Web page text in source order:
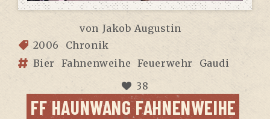
von Jakob Augustin
2006
Chronik
Bier
Fahnenweihe Feuerwehr
Gaudi
38
FF HAUN­WANG FAHNENWEIHE